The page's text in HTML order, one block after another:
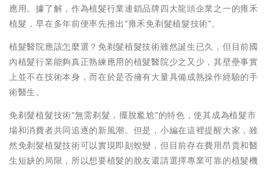
應用。據了解，作為植髮行業連鎖品牌四大龍頭企業之一的雍禾
植髮，早在多年前便率先推出“雍禾免剃髮植髮技術”。
植髮醫院應該怎麼選？免剃髮植髮技術雖然誕生已久，但目前國
內植髮行業能夠真正熟練應用的植髮醫院少之又少，其壁壘事實
上並不在技術本身，而在於是否擁有大量具備成熟操作經驗的手
術醫生。
免剃髮植髮技術“無需剃髮，擺脫尷尬”的特色，使其成為植髮市
場和消費者共同追逐的新風潮。但是，小編在這裡提醒大家，雖
然免剃髮植髮技術可以實現即刻蛻變，但目前存在費用昂貴和醫
生短缺的局限，所以想要植髮的脫友還請選擇專業可靠的植髮機